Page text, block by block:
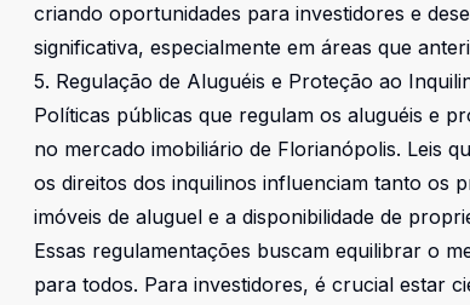
criando oportunidades para investidores e
significativa, especialmente em áreas que
5. Regulação de Aluguéis e Proteção ao
Políticas públicas que regulam os aluguéis e
no mercado imobiliário de Florianópolis. Leis
os direitos dos inquilinos influenciam tanto os
imóveis de aluguel e a disponibilidade de
Essas regulamentações buscam equilibrar o
para todos. Para investidores, é crucial estar